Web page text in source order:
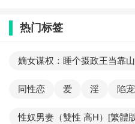
热门标签
嫡女谋权：睡个摄政王当靠山
同性恋 爱 淫 陷
性奴男妻（雙性 高H）[繁體